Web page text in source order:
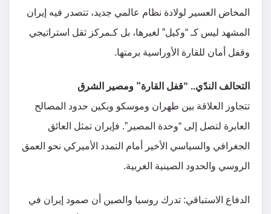
المخاض العسير لولادة نظام عالمي جديد، تتصدر فيه إيران
المشهد ليس كـ “وكيل” لغيرها، بل كـمركز ثقل استراتيجي
وقفل أمان للقارة الأوراسية برمتها.
​التحالف الندّي.. “قفل القارة” ومصير الشرق
​تتجاوز العلاقة بين طهران وموسكو وبكين حدود المصالح
العابرة لتصل إلى “وحدة المصير”. فإيران تمثل العائق
الجغرافي والسياسي الأخير أمام التمدد الأميركي نحو العمق
الروسي والحدود الصينية الغربية.
​الدفاع الاستباقي: تدرك روسيا والصين أن صمود إيران في